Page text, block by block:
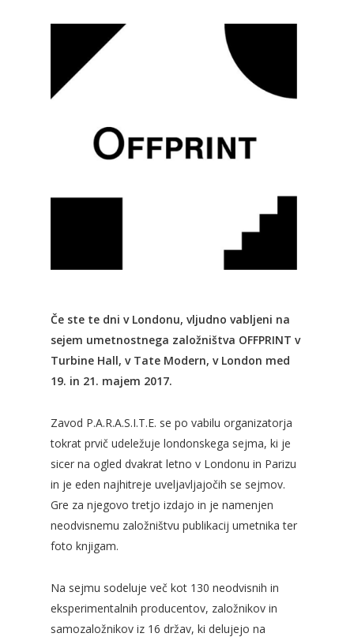
Če ste te dni v Londonu, vljudno vabljeni na
sejem umetnostnega založništva OFFPRINT v
Turbine Hall, v Tate Modern, v London med
19. in 21. majem 2017.
Zavod P.A.R.A.S.I.T.E. se po vabilu organizatorja
tokrat prvič udeležuje londonskega sejma, ki je
sicer na ogled dvakrat letno v Londonu in Parizu
in je eden najhitreje uveljavljajočih se sejmov.
Gre za njegovo tretjo izdajo in je namenjen
neodvisnemu založništvu publikacij umetnika ter
foto knjigam.
Na sejmu sodeluje več kot 130 neodvisnih in
eksperimentalnih producentov, založnikov in
samozaložnikov iz 16 držav, ki delujejo na